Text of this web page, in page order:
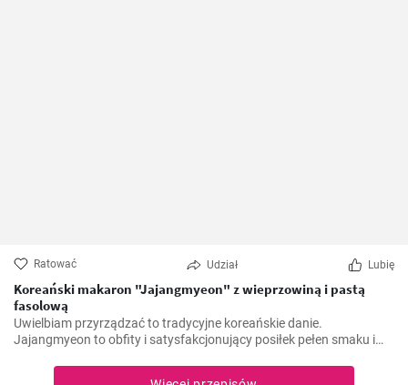
Ratować Udział Lubię
Koreański makaron "Jajangmyeon" z wieprzowiną i pastą
fasolową
Uwielbiam przyrządzać to tradycyjne koreańskie danie.
Jajangmyeon to obfity i satysfakcjonujący posiłek pełen smaku i
Korei Południowej. To naprawdę interesujące zobaczyć, jak proste